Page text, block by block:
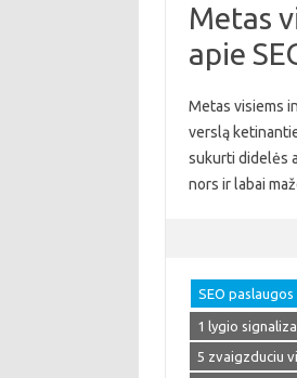
Metas
apie
Metas visiems
verslą
sukurti didelės
nors ir labai
SEO paslaugos
1 lygio
5 zvaigzduciu